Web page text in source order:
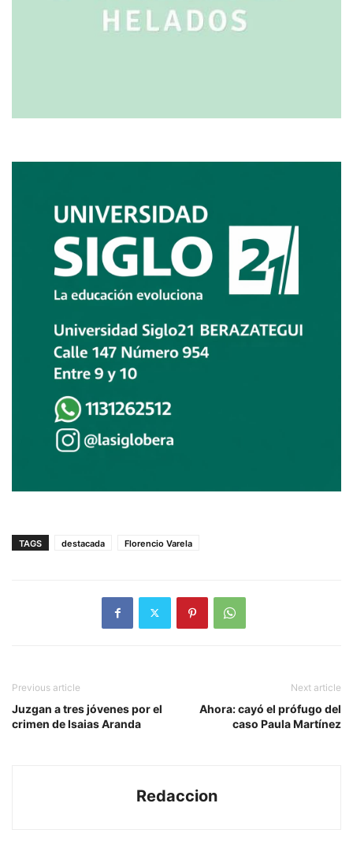
TAGS destacada Florencio Varela
Previous article
Juzgan a tres jóvenes por el
crimen de Isaias Aranda
Next article
Ahora: cayó el prófugo del
caso Paula Martínez
Redaccion